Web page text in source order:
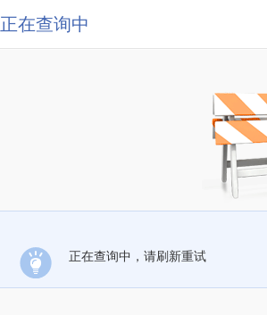
正在查询中
正在查询中，请刷新重试